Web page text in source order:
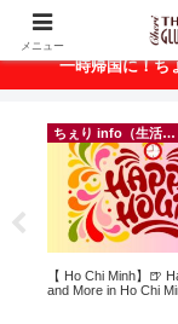
ベト
一時帰国に！ち
ちぇり info（生活情報）
【 Ho Chi Minh】🍺
and More in Ho Chi
メニュー